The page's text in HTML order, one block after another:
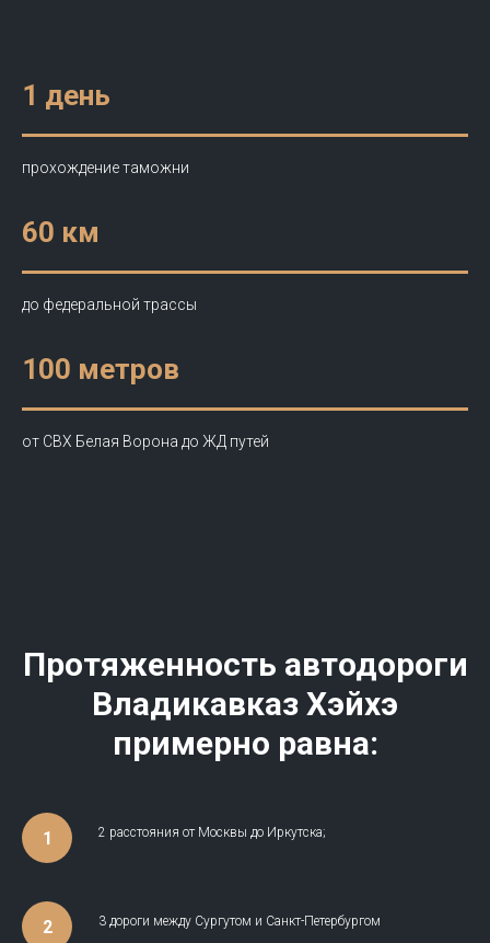
1 день
прохождение таможни
60 км
до федеральной трассы
100 метров
от СВХ Белая Ворона до ЖД путей
Протяженность автодороги
Владикавказ Хэйхэ
примерно равна:
2 расстояния от Москвы до Иркутска;
3 дороги между Сургутом и Санкт-Петербургом